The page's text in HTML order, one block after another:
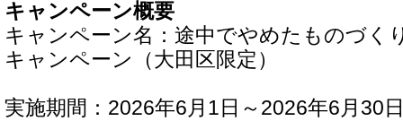
キャンペーン概要
キャンペーン名：途中でやめたものづく
キャンペーン（大田区限定）
実施期間：2026年6月1日～2026年6月30